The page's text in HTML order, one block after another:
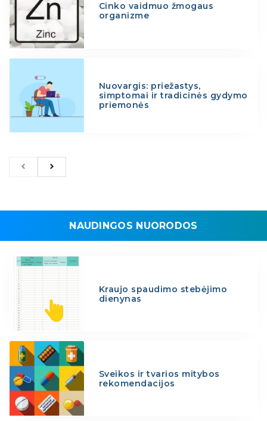
Cinko vaidmuo žmogaus
organizme
Nuovargis: priežastys,
simptomai ir tradicinės gydymo
priemonės
NAUDINGOS NUORODOS
Kraujo spaudimo stebėjimo
dienynas
Sveikos ir tvarios mitybos
rekomendacijos